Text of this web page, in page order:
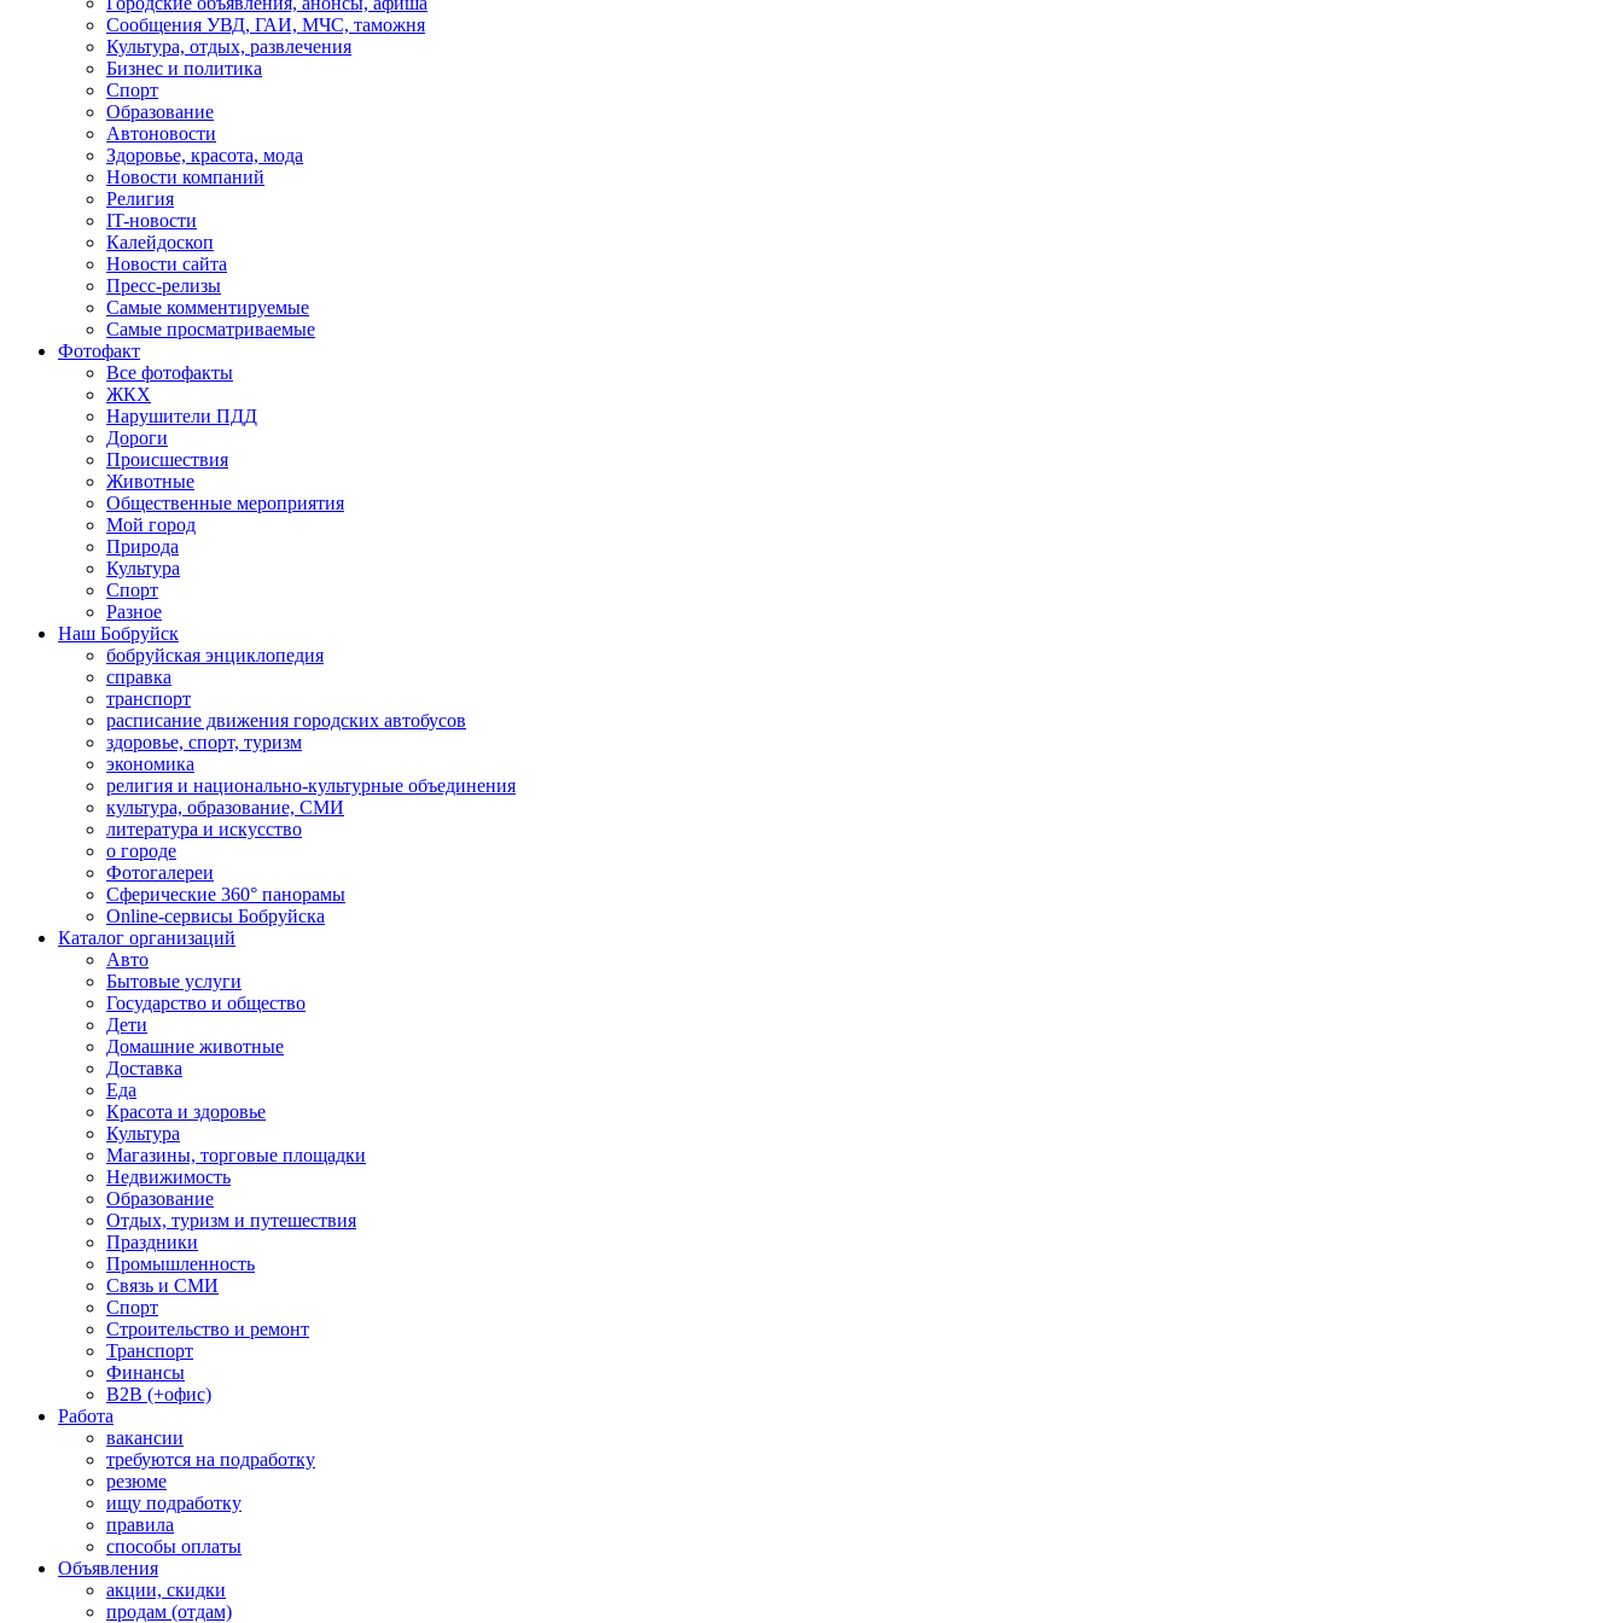
Сообщения УВД, ГАИ, МЧС, таможня
Культура, отдых, развлечения
Бизнес и политика
Спорт
Образование
Автоновости
Здоровье, красота, мода
Новости компаний
Религия
IT-новости
Калейдоскоп
Новости сайта
Пресс-релизы
Самые комментируемые
Самые просматриваемые
Фотофакт
Все фотофакты
ЖКХ
Нарушители ПДД
Дороги
Происшествия
Животные
Общественные мероприятия
Мой город
Природа
Культура
Спорт
Разное
Наш Бобруйск
бобруйская энциклопедия
справка
транспорт
расписание движения городских автобусов
здоровье, спорт, туризм
экономика
религия и национально-культурные объединения
культура, образование, СМИ
литература и искусство
о городе
Фотогалереи
Сферические 360° панорамы
Online-сервисы Бобруйска
Каталог организаций
Авто
Бытовые услуги
Государство и общество
Дети
Домашние животные
Доставка
Еда
Красота и здоровье
Культура
Магазины, торговые площадки
Недвижимость
Образование
Отдых, туризм и путешествия
Праздники
Промышленность
Связь и СМИ
Спорт
Строительство и ремонт
Транспорт
Финансы
B2B (+офис)
Работа
вакансии
требуются на подработку
резюме
ищу подработку
правила
способы оплаты
Объявления
акции, скидки
продам (отдам)